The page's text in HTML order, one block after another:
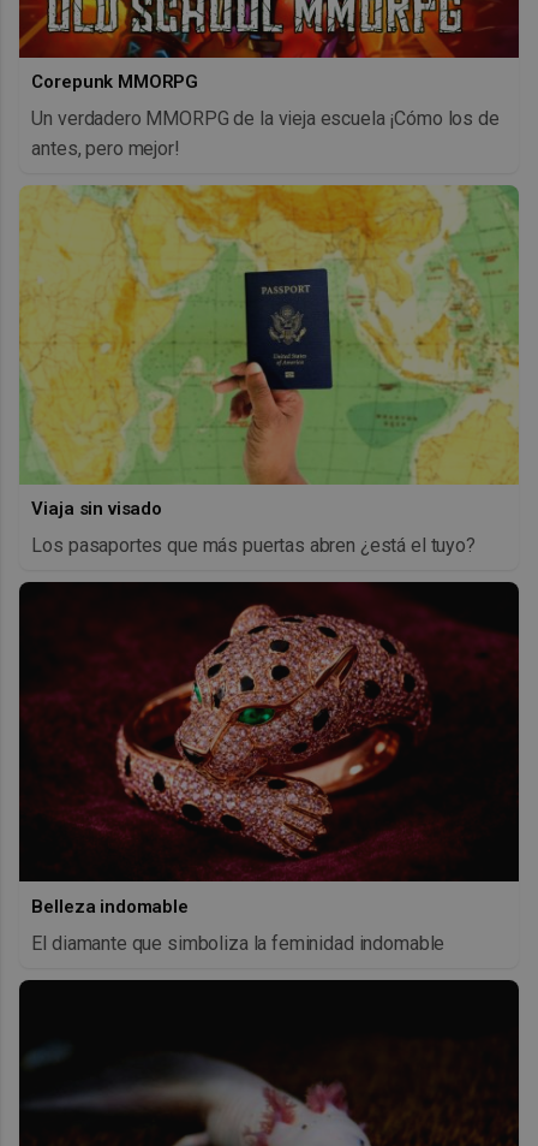
Corepunk MMORPG
Un verdadero MMORPG de la vieja escuela ¡Cómo los de
antes, pero mejor!
Viaja sin visado
Los pasaportes que más puertas abren ¿está el tuyo?
Belleza indomable
El diamante que simboliza la feminidad indomable